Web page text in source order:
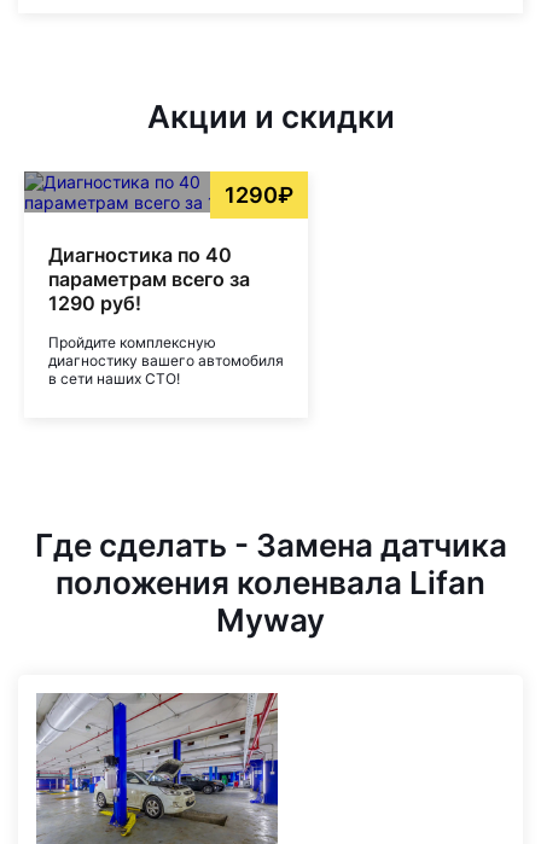
Акции и скидки
1290₽
Диагностика по 40
параметрам всего за
1290 руб!
Пройдите комплексную
диагностику вашего автомобиля
в сети наших СТО!
Где сделать - Замена датчика
положения коленвала Lifan
Myway